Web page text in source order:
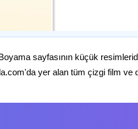
sayfasının küçük
yer alan tüm çizgi film ve